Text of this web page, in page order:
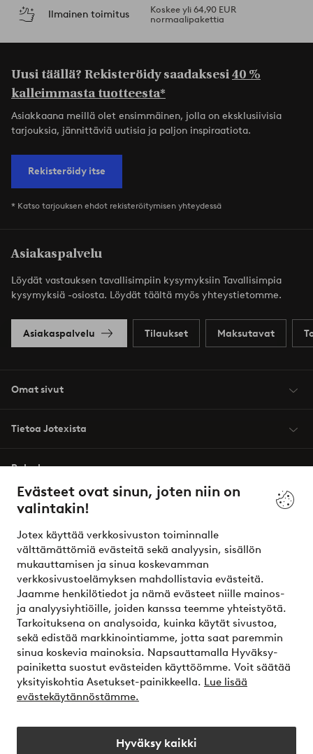
Evästeet ovat sinun, joten niin on
valintakin!
Jotex käyttää verkkosivuston toiminnalle
välttämättömiä evästeitä sekä analyysin, sisällön
mukauttamisen ja sinua koskevamman
verkkosivustoelämyksen mahdollistavia evästeitä.
Jaamme henkilötiedot ja nämä evästeet niille mainos-
ja analyysiyhtiöille, joiden kanssa teemme yhteistyötä.
Tarkoituksena on analysoida, kuinka käytät sivustoa,
sekä edistää markkinointiamme, jotta saat paremmin
sinua koskevia mainoksia. Napsauttamalla Hyväksy-
painiketta suostut evästeiden käyttöömme. Voit säätää
yksityiskohtia Asetukset-painikkeella. Lue lisää
evästekäytännöstämme.
Hyväksy kaikki
Ilmainen toimitus
Koskee yli 64,90 EUR
normaalipakettia
Uusi täällä? Rekisteröidy saadaksesi40 %
kalleimmasta tuotteesta*
Asiakkaana meillä olet ensimmäinen, jolla on eksklusiivisia
tarjouksia, jännittäviä uutisia ja paljon inspiraatiota.
Rekisteröidy itse
* Katso tarjouksen ehdot rekisteröitymisen yhteydessä
Asiakaspalvelu
Löydät vastauksen tavallisimpiin kysymyksiin Tavallisimpia
kysymyksiä -osiosta. Löydät täältä myös yhteystietomme.
Asiakaspalvelu Tilaukset Maksutavat
Omat sivut
Tietoa Jotexista
Palvelumme
Ehdot
Ystävät
Turvalliset maksut – maksa nyt tai erissä
Haluatko tietää lisää maksuvaihtoehdoistamme?
elpy